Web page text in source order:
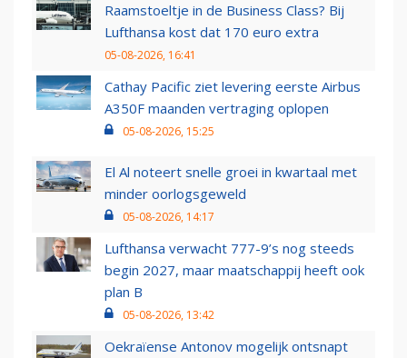
Raamstoeltje in de Business Class? Bij
Lufthansa kost dat 170 euro extra
05-08-2026, 16:41
Cathay Pacific ziet levering eerste Airbus
A350F maanden vertraging oplopen
05-08-2026, 15:25
El Al noteert snelle groei in kwartaal met
minder oorlogsgeweld
05-08-2026, 14:17
Lufthansa verwacht 777-9’s nog steeds
begin 2027, maar maatschappij heeft ook
plan B
05-08-2026, 13:42
Oekraïense Antonov mogelijk ontsnapt